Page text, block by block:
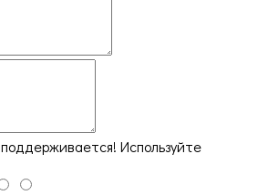
Используйте